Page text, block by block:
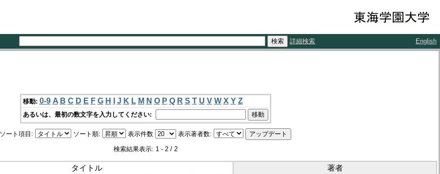
詳細検索 English
移動: 0-9 A B C D E F G H J K L M N O P Q R S T U V W X Y Z
あるいは、最初の数文字を入力してください:
ソート項目: ソート順: 表示件数 表示著者数:
検索結果表示: 1 - 2 / 2
タイトル 著者